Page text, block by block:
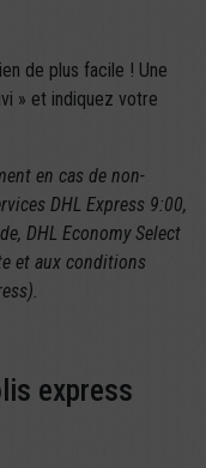
de plus facile ! Une
» et indiquez votre
en cas de non-
DHL Express 9:00,
DHL Economy Select
et aux conditions
express